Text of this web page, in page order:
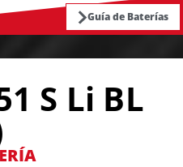
Guía de Baterías
S Li BL